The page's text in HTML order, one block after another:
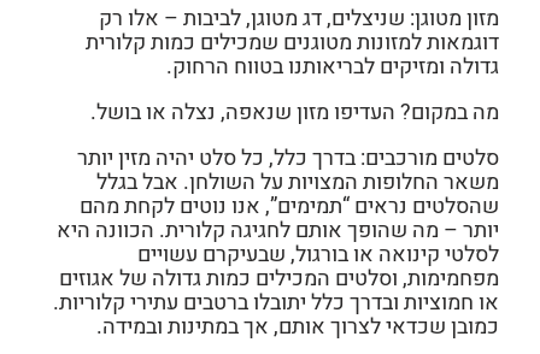
מזון מטוגן: שניצלים, דג מטוגן, לביבות – אלו רק
דוגמאות למזונות מטוגנים שמכילים כמות קלורית
גדולה ומזיקים לבריאותנו בטווח הרחוק.
מה במקום?העדיפו מזון שנאפה, נצלה או בושל.
סלטים מורכבים:בדרך כלל, כל סלט יהיה מזין יותר
משאר החלופות המצויות על השולחן. אבל בגלל
שהסלטים נראים “תמימים”, אנו נוטים לקחת מהם
יותר – מה שהופך אותם לחגיגה קלורית. הכוונה היא
לסלטי קינואה או בורגול, שבעיקרם עשויים
מפחמימות, וסלטים המכילים כמות גדולה של אגוזים
או חמוציות ובדרך כלל יתובלו ברטבים עתירי קלוריות.
כמובן שכדאי לצרוך אותם, אך במתינות ובמידה.